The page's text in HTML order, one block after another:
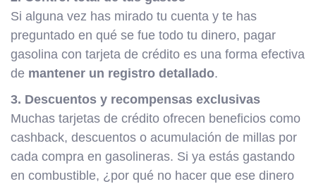
Si alguna vez has mirado tu cuenta y te has
preguntado en qué se fue todo tu dinero, pagar
gasolina con tarjeta de crédito es una forma efectiva
de mantener un registro detallado.
3. Descuentos y recompensas exclusivas
Muchas tarjetas de crédito ofrecen beneficios como
cashback, descuentos o acumulación de millas por
cada compra en gasolineras. Si ya estás gastando
en combustible, ¿por qué no hacer que ese dinero